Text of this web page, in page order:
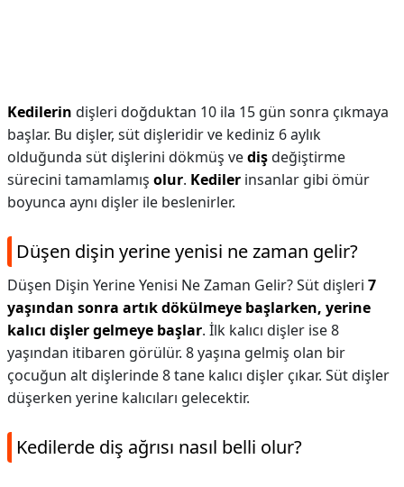
Kedilerin dişleri doğduktan 10 ila 15 gün sonra çıkmaya
başlar. Bu dişler, süt dişleridir ve kediniz 6 aylık
olduğunda süt dişlerini dökmüş vedişdeğiştirme
sürecini tamamlamış olur. Kediler insanlar gibi ömür
boyunca aynı dişler ile beslenirler.
Düşen dişin yerine yenisi ne zaman gelir?
Düşen Dişin Yerine Yenisi Ne Zaman Gelir? Süt dişleri 7
yaşından sonra artık dökülmeye başlarken, yerine
kalıcı dişler gelmeye başlar. İlk kalıcı dişler ise 8
yaşından itibaren görülür. 8 yaşına gelmiş olan bir
çocuğun alt dişlerinde 8 tane kalıcı dişler çıkar. Süt dişler
düşerken yerine kalıcıları gelecektir.
Kedilerde diş ağrısı nasıl belli olur?